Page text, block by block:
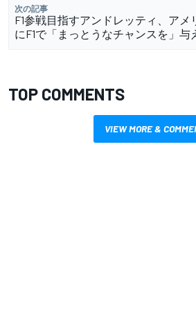
次の記事
F1参戦目指すアンドレッティ、アメ
にF1で「まっとうなチャンスを」与
TOP COMMENTS
VIEW MORE &